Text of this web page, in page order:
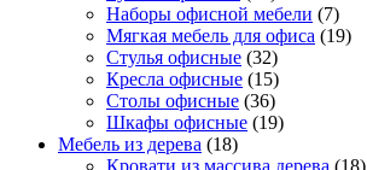
Наборы офисной мебели (7)
Мягкая мебель для офиса (19)
Стулья офисные (32)
Кресла офисные (15)
Столы офисные (36)
Шкафы офисные (19)
Мебель из дерева (18)